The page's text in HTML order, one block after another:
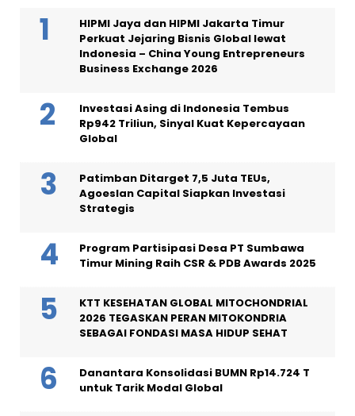
HIPMI Jaya dan HIPMI Jakarta Timur
Perkuat Jejaring Bisnis Global lewat
Indonesia – China Young Entrepreneurs
Business Exchange 2026
Investasi Asing di Indonesia Tembus
Rp942 Triliun, Sinyal Kuat Kepercayaan
Global
Patimban Ditarget 7,5 Juta TEUs,
Agoeslan Capital Siapkan Investasi
Strategis
Program Partisipasi Desa PT Sumbawa
Timur Mining Raih CSR & PDB Awards 2025
KTT KESEHATAN GLOBAL MITOCHONDRIAL
2026 TEGASKAN PERAN MITOKONDRIA
SEBAGAI FONDASI MASA HIDUP SEHAT
Danantara Konsolidasi BUMN Rp14.724 T
untuk Tarik Modal Global